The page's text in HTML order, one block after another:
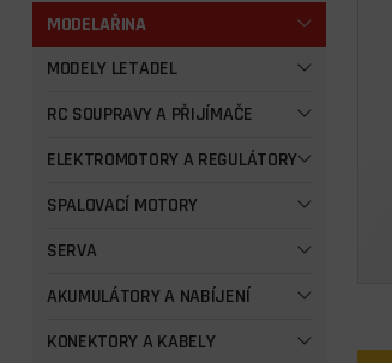
MODELAŘINA
MODELY LETADEL
RC SOUPRAVY A PŘIJÍMAČE
ELEKTROMOTORY A REGULÁTORY
SPALOVACÍ MOTORY
SERVA
AKUMULÁTORY A NABÍJENÍ
KONEKTORY A KABELY